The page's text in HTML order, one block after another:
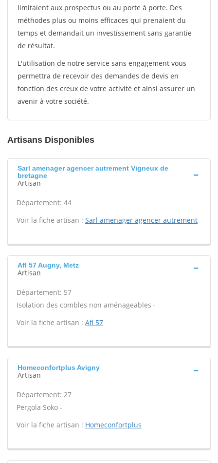
limitaient aux prospectus ou au porte à porte. Des
méthodes plus ou moins efficaces qui prenaient du
temps et demandait un investissement sans garantie
de résultat.
L'utilisation de notre service sans engagement vous
permettra de recevoir des demandes de devis en
fonction des creux de votre activité et ainsi assurer un
avenir à votre société.
Artisans Disponibles
Sarl amenager agencer autrement Vigneux de
bretagne
Artisan
Département: 44
Voir la fiche artisan : Sarl amenager agencer autrement
Afl 57 Augny, Metz
Artisan
Département: 57
Isolation des combles non aménageables -
Voir la fiche artisan : Afl 57
Homeconfortplus Avigny
Artisan
Département: 27
Pergola Soko -
Voir la fiche artisan : Homeconfortplus